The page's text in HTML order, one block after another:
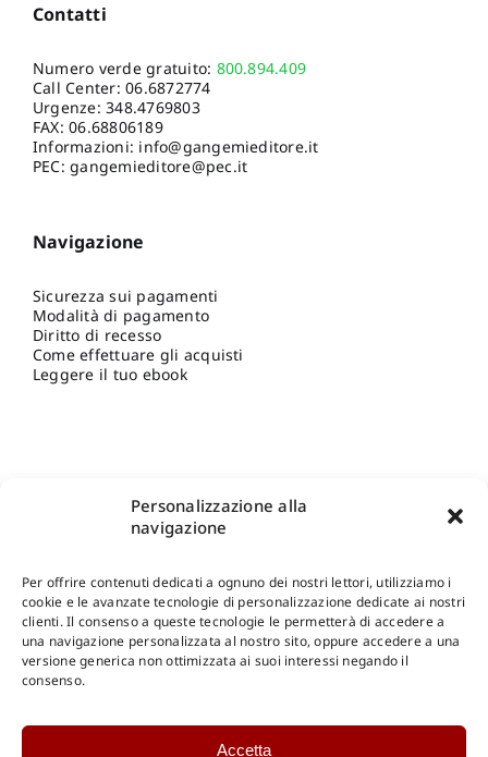
Personalizzazione alla
navigazione
Per offrire contenuti dedicati a ognuno dei nostri lettori, utilizziamo i
cookie e le avanzate tecnologie di personalizzazione dedicate ai nostri
clienti. Il consenso a queste tecnologie le permetterà di accedere a
una navigazione personalizzata al nostro sito, oppure accedere a una
versione generica non ottimizzata ai suoi interessi negando il
consenso.
Accetta
Contatti
Numero verde gratuito: 800.894.409
Call Center:06.6872774
Urgenze:348.4769803
FAX: 06.68806189
Informazioni: info@gangemieditore.it
PEC: gangemieditore@pec.it
Navigazione
Sicurezza sui pagamenti
Modalità di pagamento
Diritto di recesso
Come effettuare gli acquisti
Leggere il tuo ebook
Shop Gangemi Editore-Pagamenti Sicuri e anche Rateali
Catalogo Online